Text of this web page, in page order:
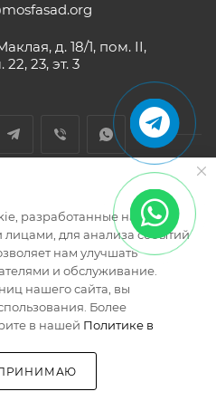
д. 18/1, пом. II,
22, 23, эт. 3
магазин кровельных и
материалов
разработанные нашими
лицами, для анализа событий
нам улучшать
и обслуживание.
нашего сайта, вы
Более
в нашей Политике в